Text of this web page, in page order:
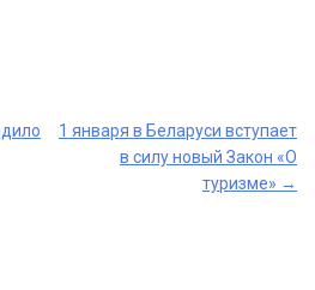
1 января в Беларуси вступает
в силу новый Закон «О
туризме» →